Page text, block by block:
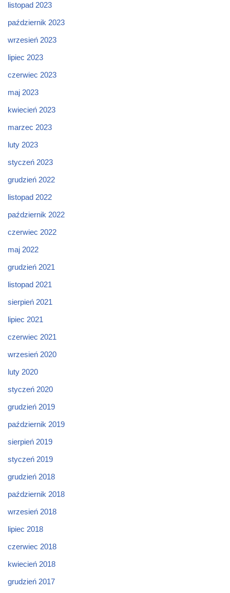
listopad 2023
październik 2023
wrzesień 2023
lipiec 2023
czerwiec 2023
maj 2023
kwiecień 2023
marzec 2023
luty 2023
styczeń 2023
grudzień 2022
listopad 2022
październik 2022
czerwiec 2022
maj 2022
grudzień 2021
listopad 2021
sierpień 2021
lipiec 2021
czerwiec 2021
wrzesień 2020
luty 2020
styczeń 2020
grudzień 2019
październik 2019
sierpień 2019
styczeń 2019
grudzień 2018
październik 2018
wrzesień 2018
lipiec 2018
czerwiec 2018
kwiecień 2018
grudzień 2017